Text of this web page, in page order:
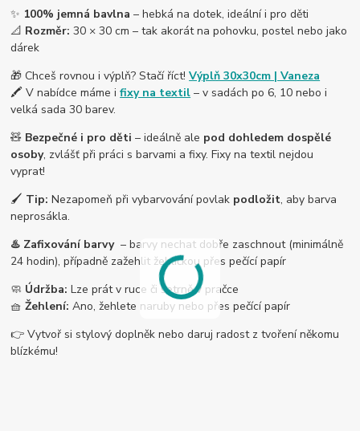
✨ 100% jemná bavlna – hebká na dotek, ideální i pro děti
📐 Rozměr: 30 × 30 cm – tak akorát na pohovku, postel nebo jako
dárek
🎁 Chceš rovnou i výplň? Stačí říct!Výplň 30x30cm | Vaneza
🖍️ V nabídce máme ifixy na textil – v sadách po 6, 10 nebo i
velká sada 30 barev.
🧸 Bezpečné i pro děti – ideálně ale pod dohledem dospělé
osoby, zvlášť při práci s barvami a fixy. Fixy na textil nejdou
vyprat!
🖌️ Tip: Nezapomeň při vybarvování povlak podložit, aby barva
neprosákla.
♨️ Zafixování barvy – barvy nechat dobře zaschnout (minimálně
24 hodin), případně zažehlit žehličkou přes pečící papír
🧼 Údržba: Lze prát v ruce či šetrně v pračce
🧺Žehlení: Ano, žehlete naruby nebo přes pečící papír
👉 Vytvoř si stylový doplněk nebo daruj radost z tvoření někomu
blízkému!